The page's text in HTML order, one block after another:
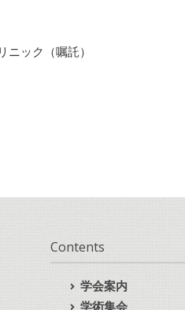
ック（嘱託）
Contents
学会案内
学術集会